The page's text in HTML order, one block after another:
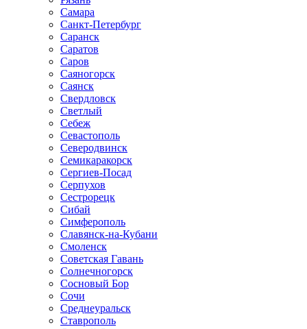
Самара
Санкт-Петербург
Саранск
Саратов
Саров
Саяногорск
Саянск
Свердловск
Светлый
Себеж
Севастополь
Северодвинск
Семикаракорск
Сергиев-Посад
Серпухов
Сестрорецк
Сибай
Симферополь
Славянск-на-Кубани
Смоленск
Советская Гавань
Солнечногорск
Сосновый Бор
Сочи
Среднеуральск
Ставрополь